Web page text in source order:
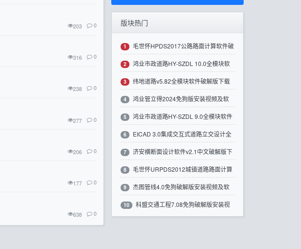
203 0
316 0
238 0
277 0
206 0
177 0
638 0
版块热门
1 毛世怀HPDS2017公路路面计算软件破
解版下载
2 鸿业市政道路HY-SZDL 10.0全模块软
件破解版下载
3 纬地道路v5.82全模块软件破解版下载
4 鸿业管立得2024免狗版安装视频及软
件下载带注册机
5 鸿业市政道路HY-SZDL 9.0全模块软件
破解版下载
6 EICAD 3.0集成交互式道路立交设计全
模块软件破解版下载
7 济安横断面设计软件v2.1中文破解版下
载
8 毛世怀URPDS2012城镇道路路面计算
软件破解版下载
9 杰图管线4.0免狗破解版安装视频及软
件下载
10 科盟交通工程7.08免狗破解版安装视